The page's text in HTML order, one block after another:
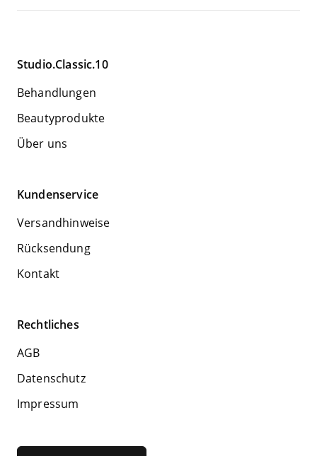
Studio.Classic.10
Behandlungen
Beautyprodukte
Über uns
Kundenservice
Versandhinweise
Rücksendung
Kontakt
Rechtliches
AGB
Datenschutz
Impressum